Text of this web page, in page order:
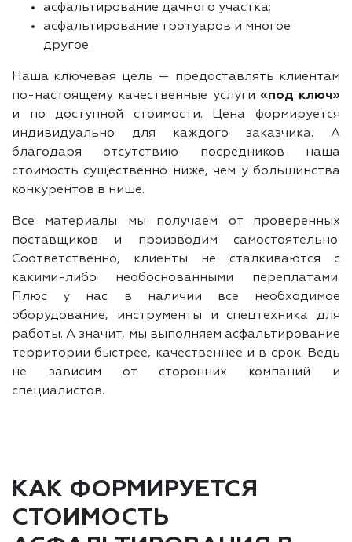
асфальтирование дачного участка;
асфальтирование тротуаров и многое
другое.
Наша ключевая цель — предоставлять клиентам
по-настоящему качественные услуги «под ключ»
и по доступной стоимости. Цена формируется
индивидуально для каждого заказчика. А
благодаря отсутствию посредников наша
стоимость существенно ниже, чем у большинства
конкурентов в нише.
Все материалы мы получаем от проверенных
поставщиков и производим самостоятельно.
Соответственно, клиенты не сталкиваются с
какими-либо необоснованными переплатами.
Плюс у нас в наличии все необходимое
оборудование, инструменты и спецтехника для
работы. А значит, мы выполняем асфальтирование
территории быстрее, качественнее и в срок. Ведь
не зависим от сторонних компаний и
специалистов.
КАК ФОРМИРУЕТСЯ
СТОИМОСТЬ